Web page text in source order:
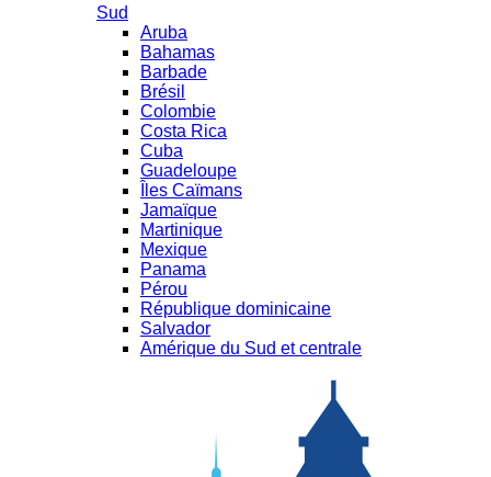
Sud
Aruba
Bahamas
Barbade
Brésil
Colombie
Costa Rica
Cuba
Guadeloupe
Îles Caïmans
Jamaïque
Martinique
Mexique
Panama
Pérou
République dominicaine
Salvador
Amérique du Sud et centrale